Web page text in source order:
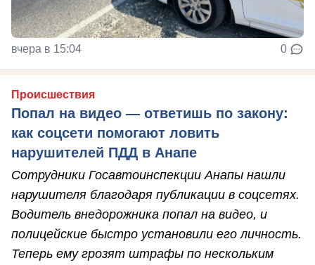
вчера в 15:04 0
Происшествия
Попал на видео — ответишь по закону:
как соцсети помогают ловить
нарушителей ПДД в Анапе
Сотрудники Госавтоинспекции Анапы нашли
нарушителя благодаря публикации в соцсетях.
Водитель внедорожника попал на видео, и
полицейские быстро установили его личность.
Теперь ему грозят штрафы по нескольким